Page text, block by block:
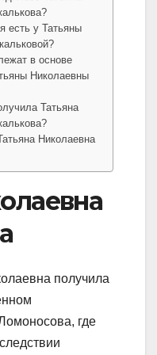
есть у Татьяны
в основе
Николаевны
Татьяна
Николаевна
получила
где